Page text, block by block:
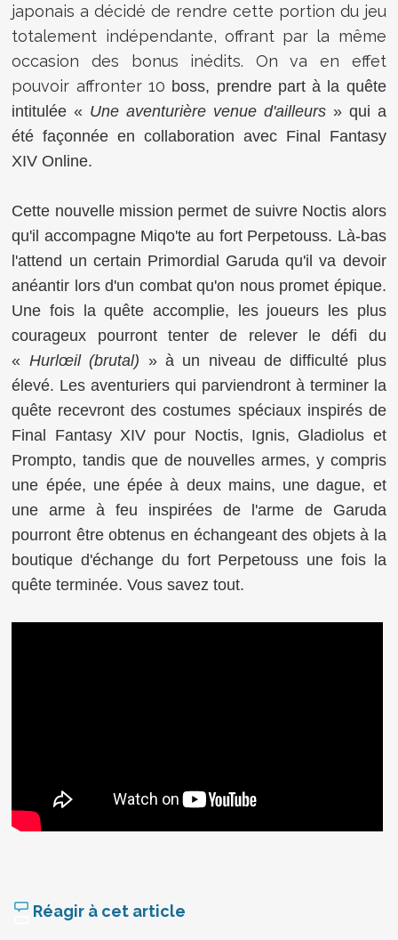
japonais a décidé de rendre cette portion du jeu
totalement indépendante, offrant par la même
occasion des bonus inédits. On va en effet
pouvoir affronter 10 boss, prendre part à la quête
intitulée « Une aventurière venue d'ailleurs» qui a
été façonnée en collaboration avec Final Fantasy
XIV Online.
Cette nouvelle mission permet de suivreNoctis alors
qu'il accompagne Miqo'te au fort Perpetouss. Là-bas
l'attend un certain Primordial Garuda qu'il va devoir
anéantir lors d'un combat qu'on nous promet épique.
Une fois la quête accomplie, les joueurs les plus
courageux pourront tenter de relever le défi du
« Hurlœil (brutal) » à un niveau de difficulté plus
élevé. Les aventuriers qui parviendront à terminer la
quête recevront des costumes spéciaux inspirés de
Final Fantasy XIV pour Noctis, Ignis, Gladiolus et
Prompto, tandis que de nouvelles armes, y compris
une épée, une épée à deux mains, une dague, et
une arme à feu inspirées de l'arme de Garuda
pourront être obtenus en échangeant des objets à la
boutique d'échange du fort Perpetouss une fois la
quête terminée. Vous savez tout.
Réagir à cet article